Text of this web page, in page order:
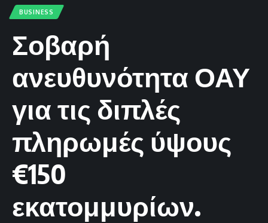
BUSINESS
Σοβαρή
ανευθυνότητα ΟΑΥ
για τις διπλές
πληρωμές ύψους
€150
εκατομμυρίων.